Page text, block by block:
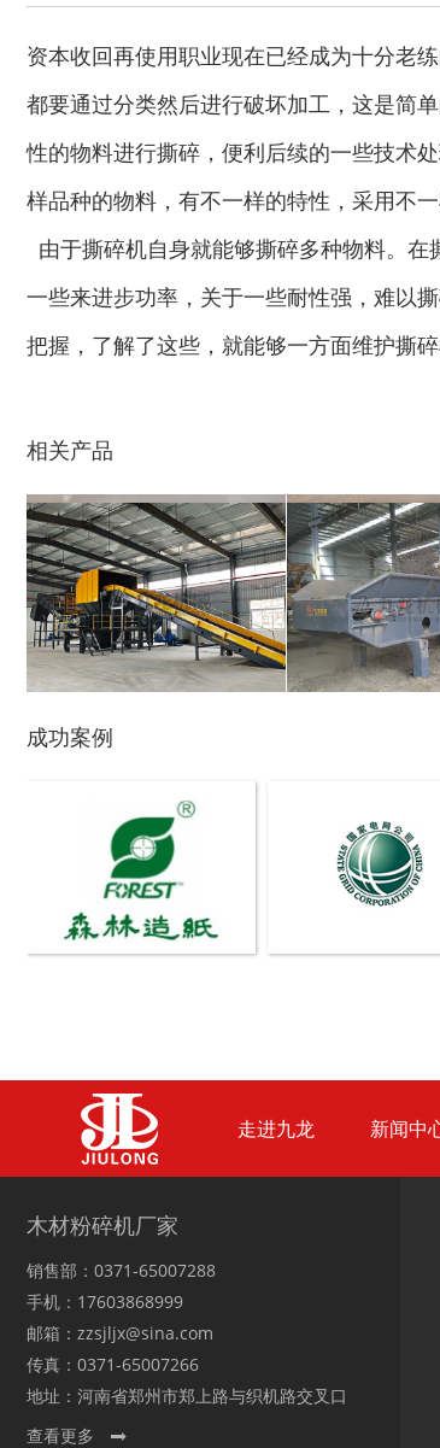
资本收回再使用职业现在已经成为十分老
都要通过分类然后进行破坏加工，这是简
性的物料进行撕碎，便利后续的一些技术
样品种的物料，有不一样的特性，采用不
由于撕碎机自身就能够撕碎多种物料。
一些来进步功率，关于一些耐性强，难以
把握，了解了这些，就能够一方面维护撕
相关产品
木材切片机 大型木材
生物质综合破碎机...
成功案例
走进九龙 新闻中
木材粉碎机厂家
销售部：0371-65007288
手机：17603868999
邮箱：zzsjljx@sina.com
传真：0371-65007266
地址：河南省郑州市郑上路与织机路交叉口
查看更多